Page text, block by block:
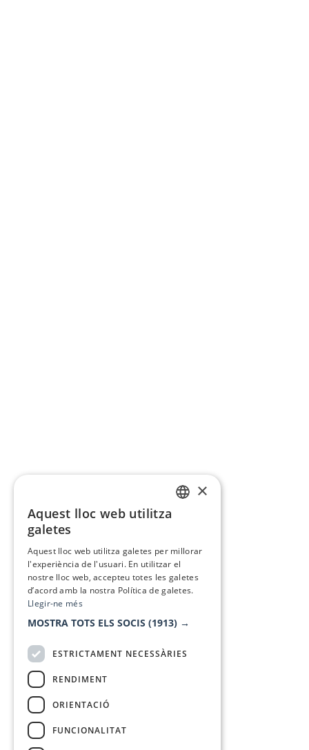
×
Aquest lloc web utilitza
galetes
Aquest lloc web utilitza galetes per millorar
l'experiència de l'usuari. En utilitzar el
nostre lloc web, accepteu totes les galetes
d’acord amb la nostra Política de galetes.
Llegir-ne més
MOSTRA TOTS ELS SOCIS (1913) →
ESTRICTAMENT NECESSÀRIES
RENDIMENT
ORIENTACIÓ
FUNCIONALITAT